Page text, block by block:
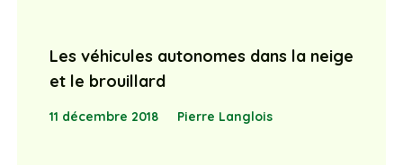
Les véhicules autonomes dans la neige
et le brouillard
11 décembre 2018 Pierre Langlois